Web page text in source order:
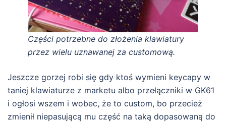
Części potrzebne do złożenia klawiatury
przez wielu uznawanej za customową.
Jeszcze gorzej robi się gdy ktoś wymieni keycapy w
taniej klawiaturze z marketu albo przełączniki w GK61
i ogłosi wszem i wobec, że to custom, bo przecież
zmienił niepasującą mu część na taką dopasowaną do